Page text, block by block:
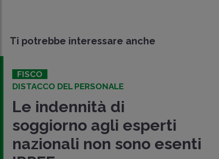
Ti potrebbe interessare anche
FISCO
DISTACCO DEL PERSONALE
Le indennità di
soggiorno agli esperti
nazionali non sono esenti